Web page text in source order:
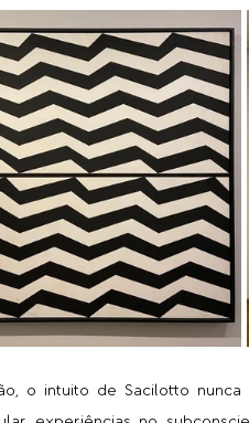
o intuito de Sacilotto